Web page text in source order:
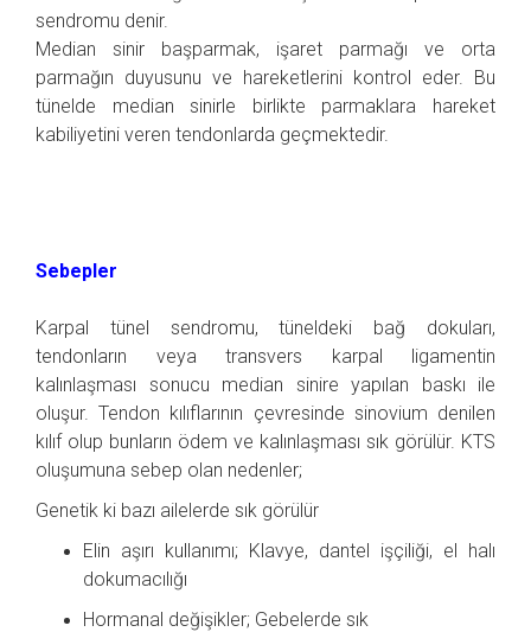
sendromu denir.
Median sinir başparmak, işaret parmağı ve orta
parmağın duyusunu ve hareketlerini kontrol eder. Bu
tünelde median sinirle birlikte parmaklara hareket
kabiliyetini veren tendonlarda geçmektedir.
Sebepler
Karpal tünel sendromu, tüneldeki bağ dokuları,
tendonların veya transvers karpal ligamentin
kalınlaşması sonucu median sinire yapılan baskı ile
oluşur. Tendon kılıflarının çevresinde sinovium denilen
kılıf olup bunların ödem ve kalınlaşması sık görülür. KTS
oluşumuna sebep olan nedenler;
Genetik ki bazı ailelerde sık görülür
Elin aşırı kullanımı; Klavye, dantel işçiliği, el halı
dokumacılığı
Hormanal değişikler; Gebelerde sık